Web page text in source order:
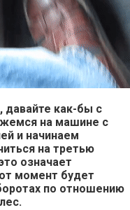
давайте как-бы с
на машине с
и начинаем
на третью
означает
момент будет
по отношению